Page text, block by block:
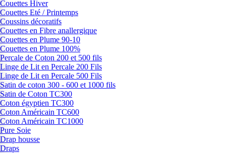
Couettes Hiver
Couettes Eté / Printemps
Coussins décoratifs
Couettes en Fibre anallergique
Couettes en Plume 90-10
Couettes en Plume 100%
Percale de Coton 200 et 500 fils
Linge de Lit en Percale 200 Fils
Linge de Lit en Percale 500 Fils
Satin de coton 300 - 600 et 1000 fils
Satin de Coton TC300
Coton égyptien TC300
Coton Américain TC600
Coton Américain TC1000
Pure Soie
Drap housse
Draps